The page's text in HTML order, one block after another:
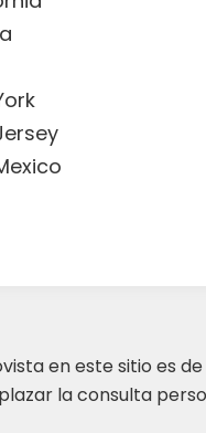
en este sitio es
la consulta